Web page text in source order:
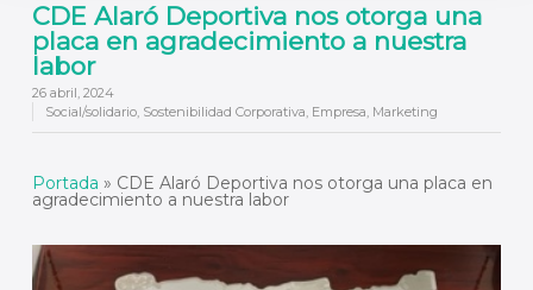
CDE Alaró Deportiva nos otorga una
placa en agradecimiento a nuestra
labor
26 abril, 2024
Social/solidario, Sostenibilidad Corporativa, Empresa, Marketing
Portada » CDE Alaró Deportiva nos otorga una placa en
agradecimiento a nuestra labor